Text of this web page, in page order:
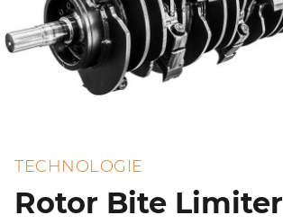
TECHNOLOGIE
Rotor Bite Limiter